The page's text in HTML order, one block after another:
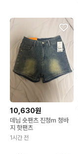
10,630원
데님 숏팬츠 진청m 청바
지 핫팬츠
1시간 전